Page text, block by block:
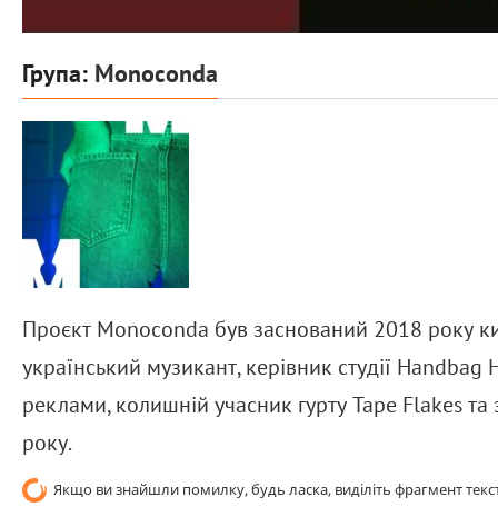
Група: Monoconda
Проєкт Monoconda був заснований 2018 року
український музикант, керівник студії
реклами, колишній учасник гурту Tape Flakes
року.
Якщо ви знайшли помилку, будь ласка, виділіть фрагмент